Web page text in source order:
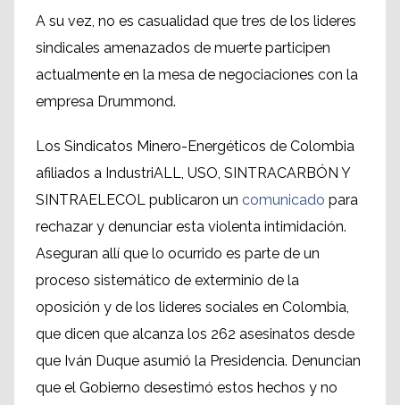
A su vez, no es casualidad que tres de los lideres
sindicales amenazados de muerte participen
actualmente en la mesa de negociaciones con la
empresa Drummond.
Los Sindicatos Minero-Energéticos de Colombia
afiliados a IndustriALL, USO, SINTRACARBÓN Y
SINTRAELECOL publicaron un comunicado para
rechazar y denunciar esta violenta intimidación.
Aseguran allí que lo ocurrido es parte de un
proceso sistemático de exterminio de la
oposición y de los lideres sociales en Colombia,
que dicen que alcanza los 262 asesinatos desde
que Iván Duque asumió la Presidencia. Denuncian
que el Gobierno desestimó estos hechos y no